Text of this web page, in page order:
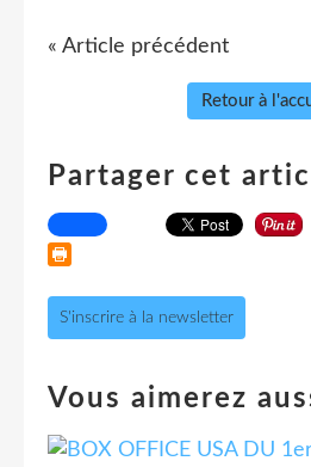
« Article précédent
Retour à
Partager cet
S'inscrire à la newsletter
Vous aimerez